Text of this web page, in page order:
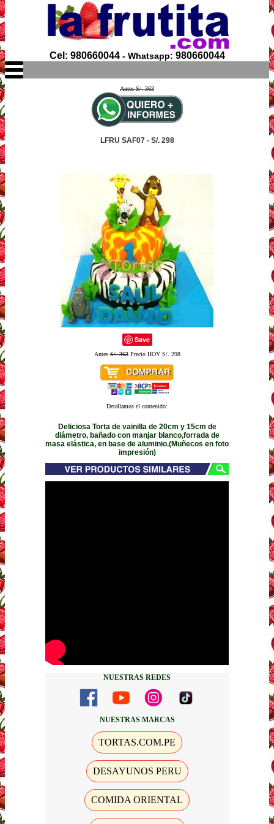
Cel: 980660044- Whatsapp: 980660044
Antes S/. 363
LFRU SAF07 - S/. 298
Save
AntesS/. 363Precio HOY S/. 298
Detallamos el contenido:
Deliciosa Torta de vainilla de 20cm y 15cm de
diámetro, bañado con manjar blanco,forrada de
masa elástica, en base de aluminio.(Muñecos en foto
impresión)
NUESTRAS REDES
NUESTRAS MARCAS
TORTAS.COM.PE
DESAYUNOS PERU
COMIDA ORIENTAL